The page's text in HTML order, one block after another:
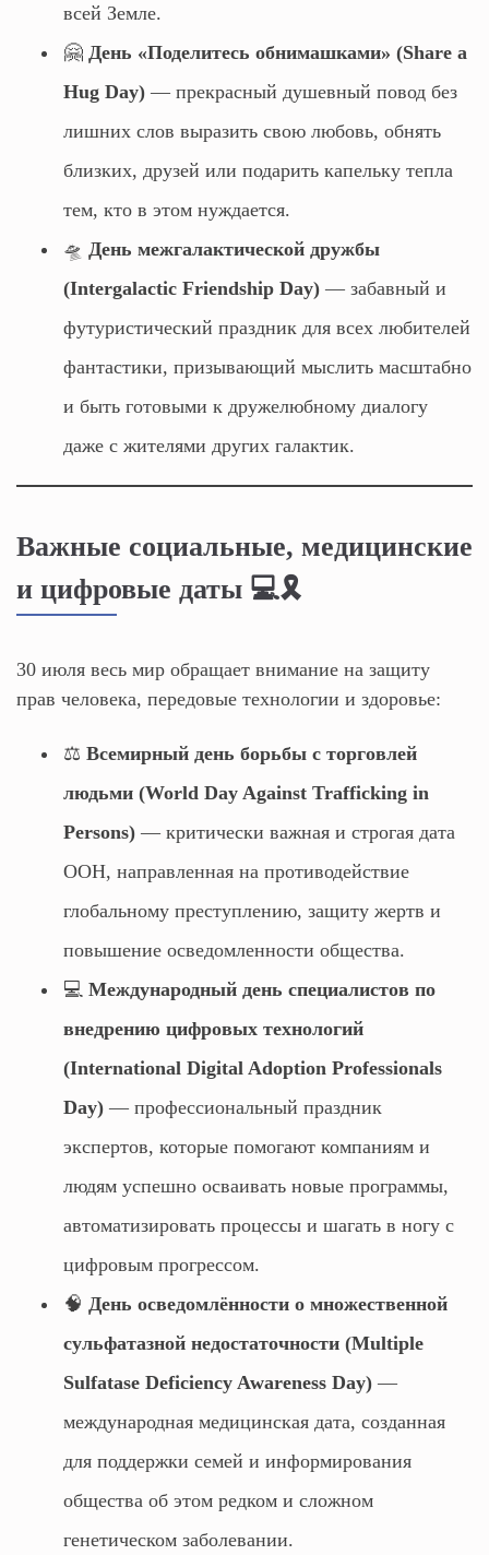
всей Земле.
🤗 День «Поделитесь обнимашками» (Share a
Hug Day) — прекрасный душевный повод без
лишних слов выразить свою любовь, обнять
близких, друзей или подарить капельку тепла
тем, кто в этом нуждается.
🛸 День межгалактической дружбы
(Intergalactic Friendship Day) — забавный и
футуристический праздник для всех любителей
фантастики, призывающий мыслить масштабно
и быть готовыми к дружелюбному диалогу
даже с жителями других галактик.
Важные социальные, медицинские
и цифровые даты 💻🎗️
30 июля весь мир обращает внимание на защиту
прав человека, передовые технологии и здоровье:
⚖️ Всемирный день борьбы с торговлей
людьми (World Day Against Trafficking in
Persons) — критически важная и строгая дата
ООН, направленная на противодействие
глобальному преступлению, защиту жертв и
повышение осведомленности общества.
💻 Международный день специалистов по
внедрению цифровых технологий
(International Digital Adoption Professionals
Day) — профессиональный праздник
экспертов, которые помогают компаниям и
людям успешно осваивать новые программы,
автоматизировать процессы и шагать в ногу с
цифровым прогрессом.
🧠 День осведомлённости о множественной
сульфатазной недостаточности (Multiple
Sulfatase Deficiency Awareness Day) —
международная медицинская дата, созданная
для поддержки семей и информирования
общества об этом редком и сложном
генетическом заболевании.